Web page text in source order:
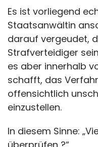
Es ist vorliegend
Staatsanwältin
darauf vergeudet,
Strafverteidiger
es aber innerhalb
schafft, das
offensichtlich
einzustellen.
In diesem Sinne: